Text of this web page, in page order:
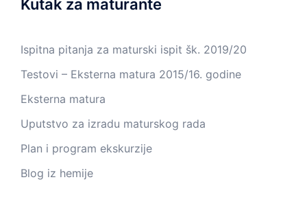
Kutak za maturante
Ispitna pitanja za maturski ispit šk. 2019/20
Testovi – Eksterna matura 2015/16. godine
Eksterna matura
Uputstvo za izradu maturskog rada
Plan i program ekskurzije
Blog iz hemije